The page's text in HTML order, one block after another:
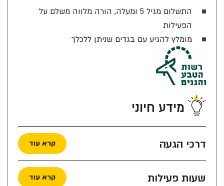
התשלום מגיל 5 ומעלה, הורה מלווה משלם על
הפעילות
מומלץ להגיע עם בגדים שניתן ללכלך
מידע חיוני
דרכי הגעה קרא עוד
שעות פעילות קרא עוד